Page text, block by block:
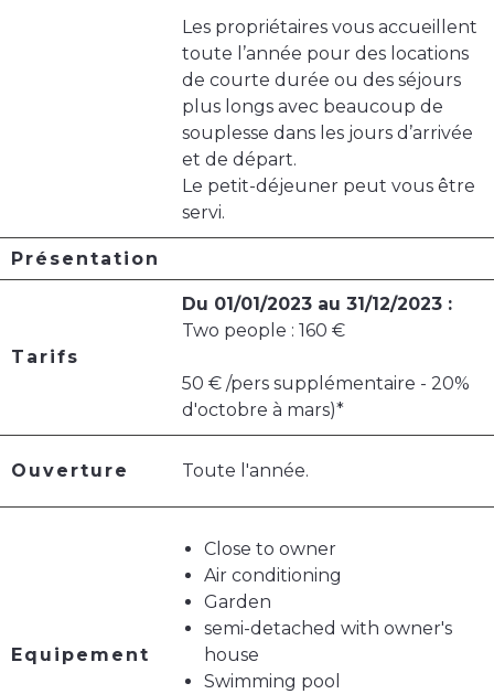
Les propriétaires vous accueillent
toute l’année pour des locations
de courte durée ou des séjours
plus longs avec beaucoup de
souplesse dans les jours d’arrivée
et de départ.
Le petit-déjeuner peut vous être
servi.
Présentation
Tarifs
Du 01/01/2023 au 31/12/2023 :
Two people : 160 €
50 € /pers supplémentaire - 20%
d'octobre à mars)*
Ouverture Toute l'année.
Equipement
Close to owner
Air conditioning
Garden
semi-detached with owner's
house
Swimming pool